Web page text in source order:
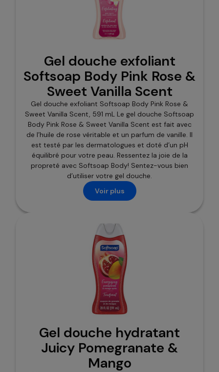
Gel douche exfoliant
Softsoap Body Pink Rose &
Sweet Vanilla Scent
Gel douche exfoliant Softsoap Body Pink Rose &
Sweet Vanilla Scent, 591 mL Le gel douche Softsoap
Body Pink Rose & Sweet Vanilla Scent est fait avec
de l’huile de rose véritable et un parfum de vanille. Il
est testé par les dermatologues et doté d’un pH
équilibré pour votre peau. Ressentez la joie de la
propreté avec Softsoap Body! Sentez-vous bien
d’utiliser votre gel douche.
Voir plus
Gel douche hydratant
Juicy Pomegranate &
Mango